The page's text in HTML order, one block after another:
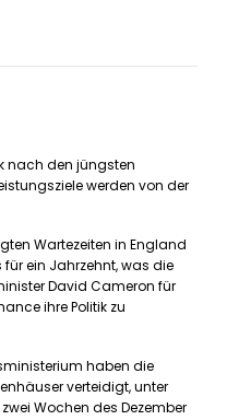
nach den jüngsten
werden von der
Wartezeiten in England
ein Jahrzehnt, was die
David Cameron für
ihre Politik zu
haben die
verteidigt, unter
Wochen des Dezember